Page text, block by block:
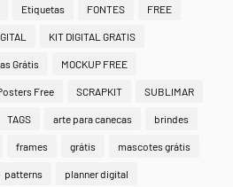
Etiquetas FONTES FREE
KIT DIGITAL GRATIS
Grátis MOCKUP FREE
Free SCRAPKIT SUBLIMAR
TAGS arte para canecas brindes
frames grátis mascotes grátis
patterns planner digital